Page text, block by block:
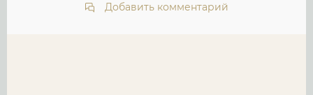
Добавить комментарий